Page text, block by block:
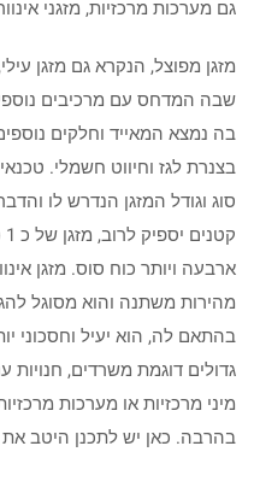
גם מערכות מרכזיות, מזגני
מזגן מפוצל, הנקרא גם מזגן
שבה המדחס עם מרכיבים
בה נמצא המאייד וחלקים
בצנרת לגז וחיווט חשמלי.
סוג וגודל המזגן הנדרש לו
ארבעה ויותר כוח סוס. מזגן
מהירות משתנה והוא מסוגל
בהתאם לה, הוא יעיל וחסכוני
גדולים דוגמת משרדים,
מיני מרכזיות או מערכות
בהרבה. כאן יש לתכנן היטב